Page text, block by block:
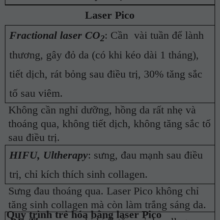
Laser Pico
Fractional laser CO2: Cần vài tuần để lành
thương, gây đỏ da (có khi kéo dài 1 tháng),
tiết dịch, rát bỏng sau điều trị, 30% tăng sắc
tố sau viêm.
Không cần nghỉ dưỡng, hồng da rất nhẹ và
thoáng qua, không tiết dịch, không tăng sắc tố
sau điều trị.
HIFU, Ultherapy: sưng, đau mạnh sau điều
trị, chỉ kích thích sinh collagen.
Sưng đau thoáng qua. Laser Pico không chỉ
tăng sinh collagen mà còn làm trắng sáng da.
Quy trình trẻ hóa bằng laser Pico